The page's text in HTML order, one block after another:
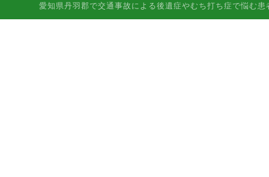
愛知県丹羽郡で交通事故による後遺症やむち打ち症で悩